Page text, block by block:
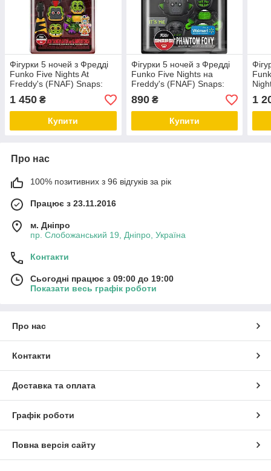
Фігурки 5 ночей з Фредді
Funko Five Nights At
Freddy's (FNAF) Snaps:
Glamrock Chica
1 450 ₴
Купити
Фігурки 5 ночей з Фредді
Funko Five Nights на
Freddy's (FNAF) Snaps:
890₴
Купити
1
Про нас
100% позитивних з 96 відгуків за рік
Працює з 23.11.2016
м. Дніпро
пр. Слобожанський 19, Дніпро, Україна
Контакти
Сьогодні працює з 09:00 до 19:00
Показати весь графік роботи
Про нас
Контакти
Доставка та оплата
Графік роботи
Повна версія сайту